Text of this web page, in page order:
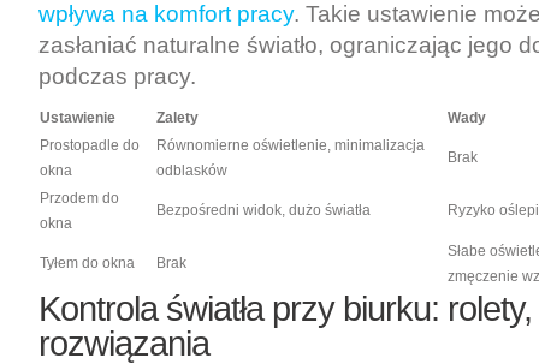
wpływa na komfort pracy. Takie ustawienie
zasłaniać naturalne światło, ograniczając jego
podczas pracy.
Ustawienie Zalety
Wady
Prostopadle do
okna
Równomierne oświetlenie, minimalizacja
odblasków
Brak
Przodem do
okna
Bezpośredni widok, dużo światła Ryzyko
Tyłem do okna Brak
Słabe
zmęczenie
Kontrola światła przy biurku:
rozwiązania